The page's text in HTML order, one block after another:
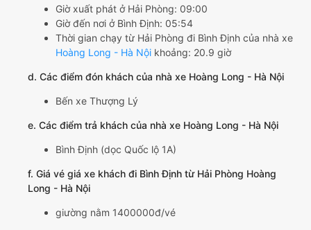
Giờ xuất phát ở Hải Phòng: 09:00
Giờ đến nơi ở Bình Định: 05:54
Thời gian chạy từ Hải Phòng đi Bình Định của nhà xe
Hoàng Long - Hà Nội khoảng: 20.9 giờ
d. Các điểm đón khách của nhà xe Hoàng Long - Hà Nội
Bến xe Thượng Lý
e. Các điểm trả khách của nhà xe Hoàng Long - Hà Nội
Bình Định (dọc Quốc lộ 1A)
f. Giá vé giá xe khách đi Bình Định từ Hải Phòng Hoàng
Long - Hà Nội
giường nằm 1400000đ/vé